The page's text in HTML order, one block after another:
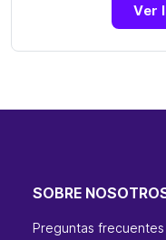
Ver
SOBRE
Preguntas frecuentes